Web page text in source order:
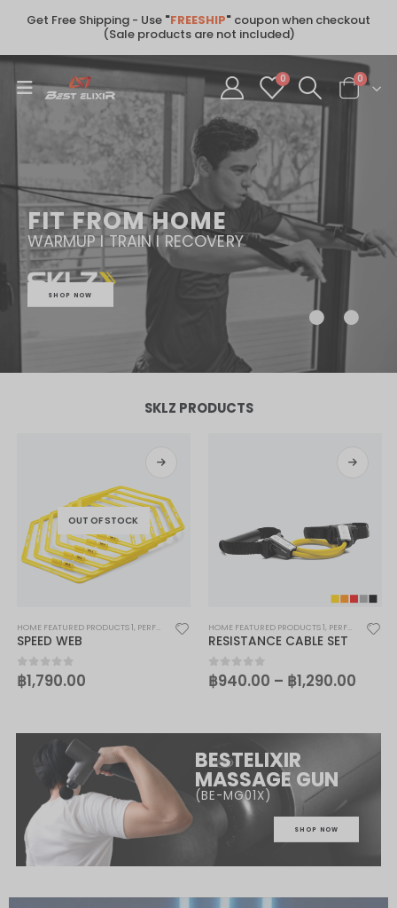
Get Free Shipping - Use "FREESHIP" coupon when checkout
(Sale products are not included)
0 0
FIT FROM HOME
WARMUP l TRAIN l RECOVERY
SHOP NOW
SKLZ PRODUCTS
OUT OF STOCK
HOME FEATURED PRODUCTS 1, PERFORMANCE SKLZ
SPEED WEB
0out of 5
฿1,790.00
HOME FEATURED PRODUCTS 1, PERFORMANCE
RESISTANCE CABLE SET
0out of 5
฿940.00 – ฿1,290.00
BESTELIXIR
MASSAGE GUN
(BE-MG01X)
SHOP NOW